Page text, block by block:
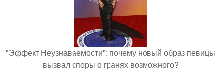
"Эффект Неузнаваемости": почему новый образ певицы
вызвал споры о гранях возможного?